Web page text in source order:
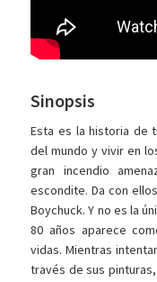
Sinopsis
Esta es la historia de
del mundo y vivir en
gran incendio
escondite. Da con
Boychuck. Y no es la
80 años aparece
vidas. Mientras
través de sus